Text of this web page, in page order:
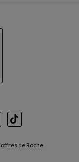
TikTok
de Roche